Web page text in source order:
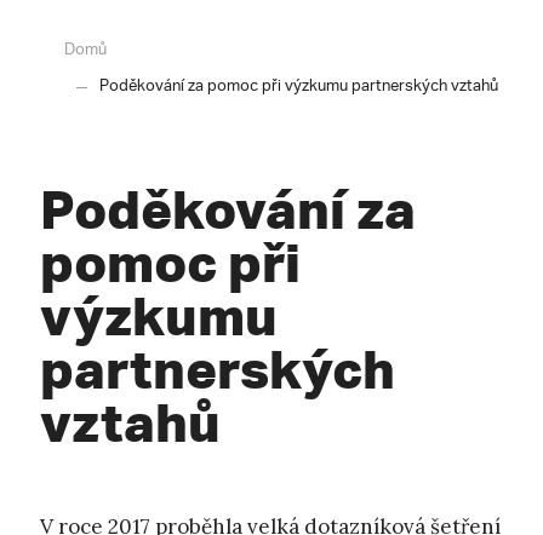
Domů
Poděkování za pomoc při výzkumu partnerských vztahů
Poděkování za
pomoc při
výzkumu
partnerských
vztahů
V roce 2017 proběhla velká dotazníková šetření